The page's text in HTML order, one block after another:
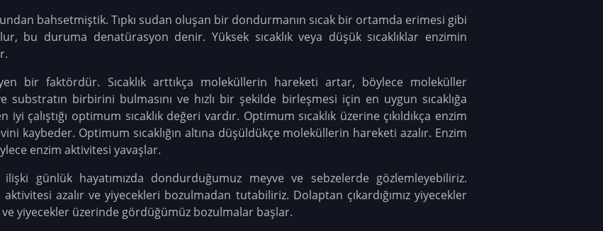
bahsetmiştik. Tıpkı sudan oluşan bir dondurmanın sıcak bir ortamda erimesi gibi
bu duruma denatürasyon denir. Yüksek sıcaklık veya düşük sıcaklıklar enzimin
bir faktördür. Sıcaklık arttıkça moleküllerin hareketi artar, böylece moleküller
birbirini bulmasını ve hızlı bir şekilde birleşmesi için en uygun sıcaklığa
çalıştığı optimum sıcaklık değeri vardır. Optimum sıcaklık üzerine çıkıldıkça enzim
kaybeder. Optimum sıcaklığın altına düşüldükçe moleküllerin hareketi azalır. Enzim
enzim aktivitesi yavaşlar.
ilişki günlük hayatımızda dondurduğumuz meyve ve sebzelerde gözlemleyebiliriz.
azalır ve yiyecekleri bozulmadan tutabiliriz. Dolaptan çıkardığımız yiyecekler
yiyecekler üzerinde gördüğümüz bozulmalar başlar.